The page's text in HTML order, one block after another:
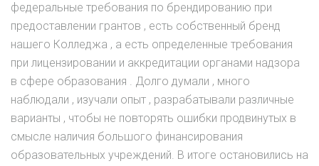
федеральные требования по брендированию при
предоставлении грантов , есть собственный бренд
нашего Колледжа , а есть определенные требования
при лицензировании и аккредитации органами надзора
в сфере образования . Долго думали , много
наблюдали , изучали опыт , разрабатывали различные
варианты , чтобы не повторять ошибки продвинутых в
смысле наличия большого финансирования
образовательных учреждений. В итоге остановились на